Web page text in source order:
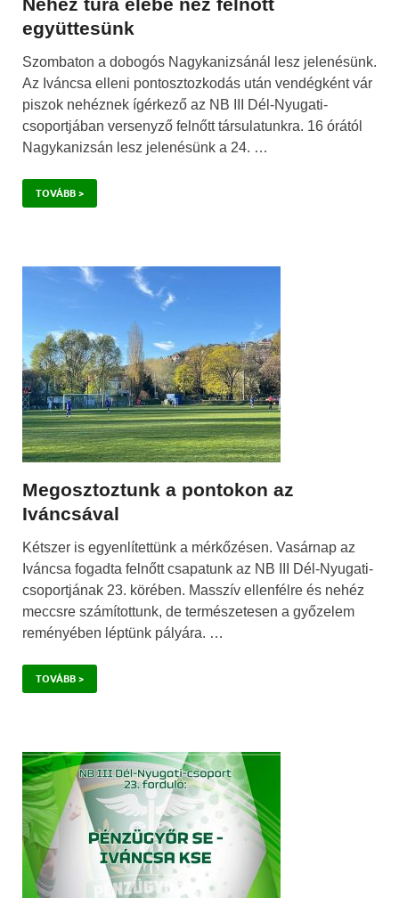
együttesünk
Szombaton a dobogós Nagykanizsánál lesz jelenésünk.
Az Iváncsa elleni pontosztozkodás után vendégként vár
piszok nehéznek ígérkező az NB III Dél-Nyugati-
csoportjában versenyző felnőtt társulatunkra. 16 órától
Nagykanizsán lesz jelenésünk a 24. …
TOVÁBB >
Megosztoztunk a pontokon az
Iváncsával
Kétszer is egyenlítettünk a mérkőzésen. Vasárnap az
Iváncsa fogadta felnőtt csapatunk az NB III Dél-Nyugati-
csoportjának 23. körében. Masszív ellenfélre és nehéz
meccsre számítottunk, de természetesen a győzelem
reményében léptünk pályára. …
TOVÁBB >